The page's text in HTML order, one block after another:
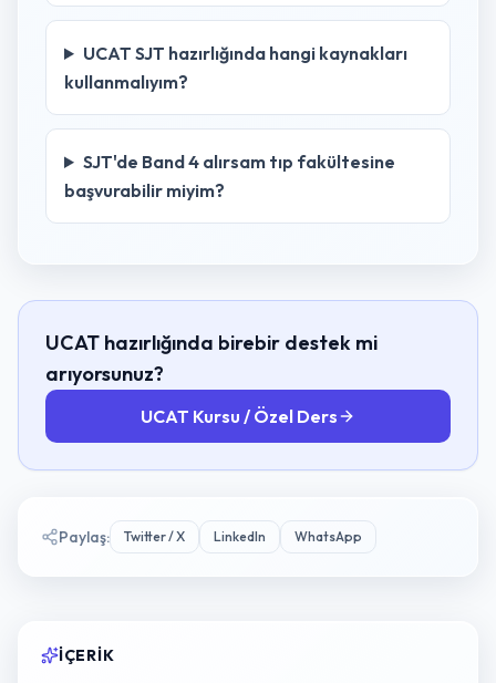
UCAT SJT hazırlığında hangi kaynakları
kullanmalıyım?
SJT'de Band 4 alırsam tıp fakültesine
başvurabilir miyim?
UCAT hazırlığında birebir destek mi
arıyorsunuz?
UCAT Kursu / Özel Ders
Paylaş: Twitter / X LinkedIn WhatsApp
İÇERIK